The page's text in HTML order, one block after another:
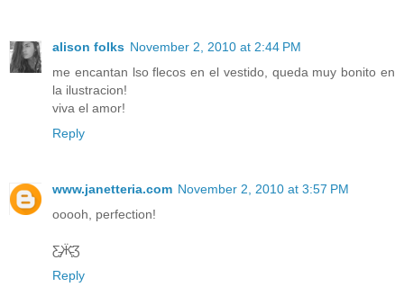
alison folks November 2, 2010 at 2:44 PM
me encantan lso flecos en el vestido, queda muy bonito en
la ilustracion!
viva el amor!
Reply
www.janetteria.com November 2, 2010 at 3:57 PM
ooooh, perfection!
Ƹ̵̡Ӝ̵̨̄Ʒ
Reply